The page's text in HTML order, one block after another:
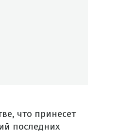
что принесет
последних